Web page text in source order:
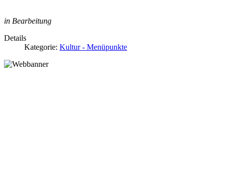
in Bearbeitung
Details
Kategorie: Kultur - Menüpunkte